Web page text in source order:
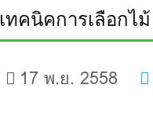
เทคนิคการเลือกไม้
17 พ.ย. 2558